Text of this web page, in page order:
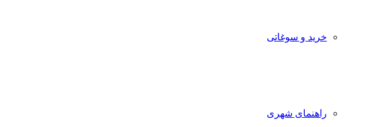
خرید و سوغاتی
راهنمای شهری